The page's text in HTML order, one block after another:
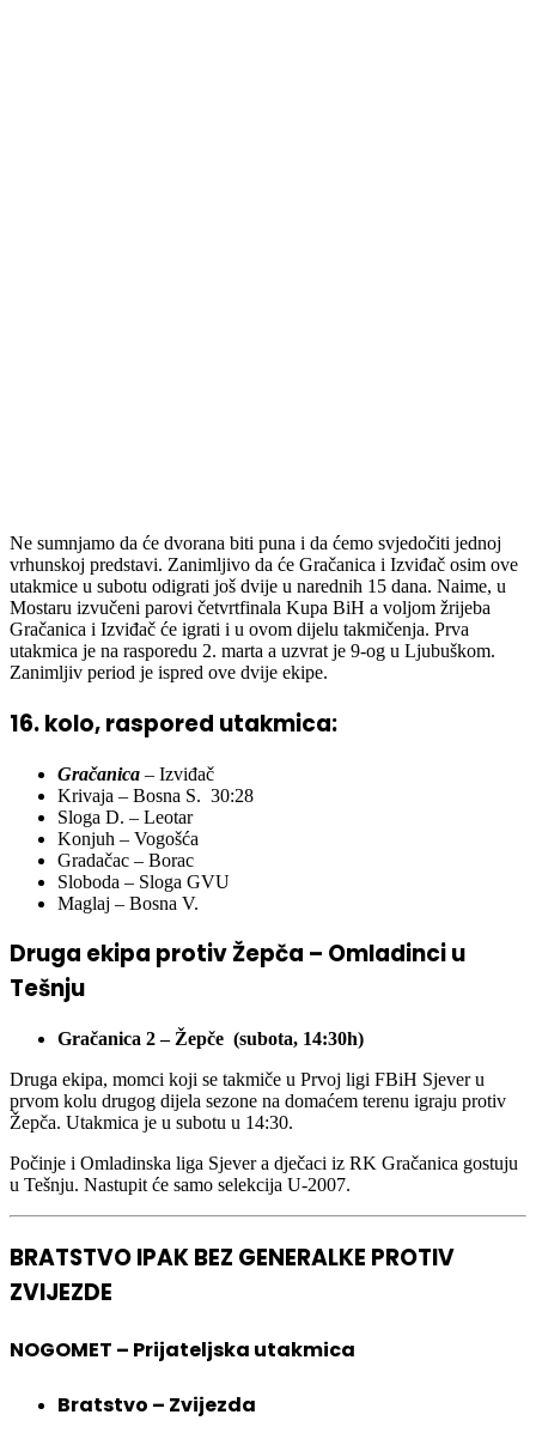
Ne sumnjamo da će dvorana biti puna i da ćemo svjedočiti jednoj
vrhunskoj predstavi. Zanimljivo da će Gračanica i Izviđač osim ove
utakmice u subotu odigrati još dvije u narednih 15 dana. Naime, u
Mostaru izvučeni parovi četvrtfinala Kupa BiH a voljom žrijeba
Gračanica i Izviđač će igrati i u ovom dijelu takmičenja. Prva
utakmica je na rasporedu 2. marta a uzvrat je 9-og u Ljubuškom.
Zanimljiv period je ispred ove dvije ekipe.
16. kolo, raspored utakmica:
Gračanica – Izviđač
Krivaja – Bosna S. 30:28
Sloga D. – Leotar
Konjuh – Vogošća
Gradačac – Borac
Sloboda – Sloga GVU
Maglaj – Bosna V.
Druga ekipa protiv Žepča – Omladinci u
Tešnju
Gračanica 2 – Žepče (subota, 14:30h)
Druga ekipa, momci koji se takmiče u Prvoj ligi FBiH Sjever u
prvom kolu drugog dijela sezone na domaćem terenu igraju protiv
Žepča. Utakmica je u subotu u 14:30.
Počinje i Omladinska liga Sjever a dječaci iz RK Gračanica gostuju
u Tešnju. Nastupit će samo selekcija U-2007.
BRATSTVO IPAK BEZ GENERALKE PROTIV
ZVIJEZDE
NOGOMET – Prijateljska utakmica
Bratstvo – Zvijezda